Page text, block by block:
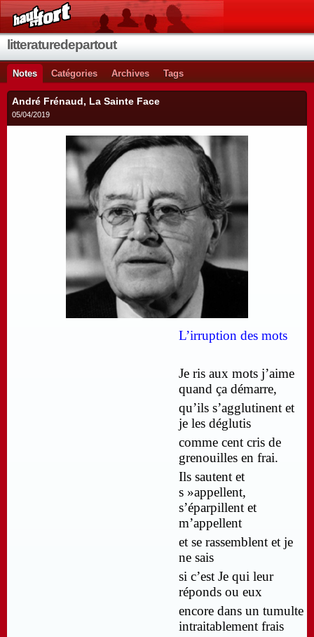
litteraturedepartout
Notes Catégories Archives Tags
André Frénaud, La Sainte Face
05/04/2019
L’irruption des mots
Je ris aux mots j’aime
quand ça démarre,
qu’ils s’agglutinent et
je les déglutis
comme cent cris de
grenouilles en frai.
Ils sautent et
s »appellent,
s’éparpillent et
m’appellent
et se rassemblent et je
ne sais
si c’est Je qui leur
réponds ou eux
encore dans un tumulte
intraitablement frais